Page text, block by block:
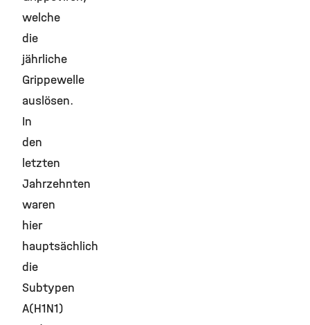
welche
die
jährliche
Grippewelle
auslösen.
In
den
letzten
Jahrzehnten
waren
hier
hauptsächlich
die
Subtypen
A(H1N1)